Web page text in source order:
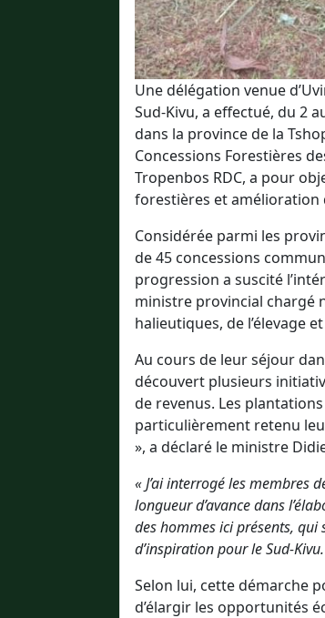
Une délégation venue
Sud-Kivu, a effectué, du 2
dans la province de la
Concessions Forestières
Tropenbos RDC, a pour
forestières et amélioration
Considérée parmi les
de 45 concessions
progression a suscité
ministre provincial chargé
halieutiques, de l’élevage
Au cours de leur séjour
découvert plusieurs
de revenus. Les
particulièrement retenu
», a déclaré le ministre
« J’ai interrogé les membres
longueur d’avance dans
des hommes ici présents, qui
d’inspiration pour le Sud-
Selon lui, cette démarche
d’élargir les opportunités